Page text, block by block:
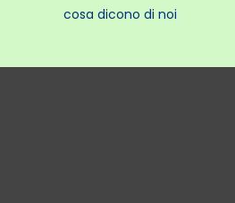
cosa dicono di noi